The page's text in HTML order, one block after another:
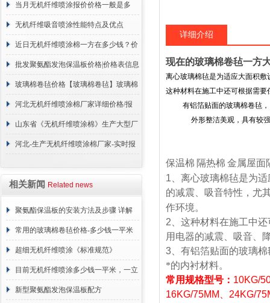
保温材料有限公司
当月无机纤维喷涂报价价格一般是多
少？
无机纤维吸音喷涂性能特点及优点
近日无机纤维喷涂棉一方在多少钱？价
格咨询
批发聚氨酯发泡保温板价格|价格表信息
玻璃棉卷毡价格【玻璃棉卷毡】玻璃棉
卷毡价格汇总
河北无机纤维喷涂棉厂家详细价格/报
价
山东省《无机纤维喷涂棉》生产大型厂
家
河北-生产无机纤维喷涂棉厂家-实时报
相关新闻 Related news
聚氨酯保温板的安装方法及步骤 详解
常用的玻璃棉卷毡价格-多少钱一平米
超细无机纤维喷涂《标准规范》
目前无机纤维喷涂多少钱一平米，一立
方 价格计算
新型聚氨酯发泡保温板配方
详细介绍
现在的玻璃棉卷毡一方
离心玻璃棉毡是为适应大面积
这种材料在施工中还可根据需
有铝箔贴面的玻璃棉卷毡，
外形整洁美观，具有较
保温棉 隔热棉 金属屋面
1 、离心玻璃棉毡是为
的减震、吸音特性，尤
作环境。
2 、这种材料在施工中
用电器的减震、吸音、
3 、有铝箔贴面的玻璃
*的内衬材料。
常用规格型号： 10KG/
16KG/75MM 24KG/